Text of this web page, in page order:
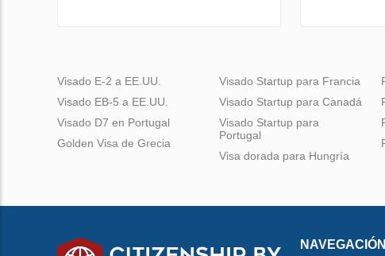
Visado E-2 a EE.UU.
Visado EB-5 a EE.UU.
Visado D7 en Portugal
Golden Visa de Grecia
Visado Startup para Francia
Visado Startup para Canadá
Visado Startup para
Portugal
Visa dorada para Hungría
NAVEGACIÓN